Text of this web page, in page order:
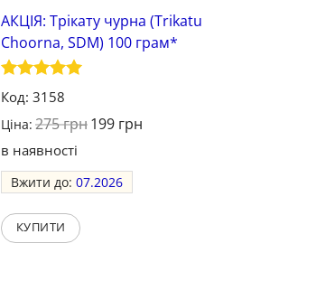
АКЦІЯ: Трікату чурна (Trikatu
Choorna, SDM) 100 грам*
Оцінено в
5з 5
Код: 3158
Ціна: 275грн199 грн
в наявності
Вжити до:07.2026
КУПИТИ